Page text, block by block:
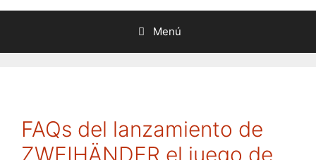
Menú
FAQs del lanzamiento de
ZWEIHÄNDER el juego de